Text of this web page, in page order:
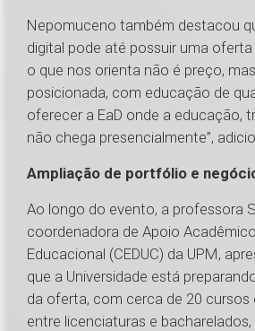
Nepomuceno também destacou
digital pode até possuir uma oferta
o que nos orienta não é preço,
posicionada, com educação de
oferecer a EaD onde a educação,
não chega presencialmente”,
Ampliação de portfólio e
Ao longo do evento, a professora
coordenadora de Apoio
Educacional (CEDUC) da UPM,
que a Universidade está
da oferta, com cerca de 20 cursos
entre licenciaturas e